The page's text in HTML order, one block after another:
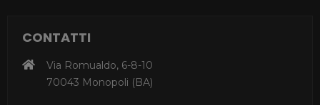
CONTATTI
Via Romualdo, 6-8-10
70043 Monopoli (BA)